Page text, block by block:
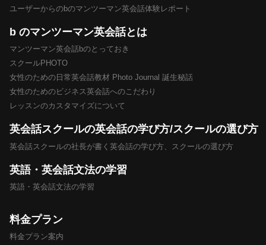
ユーザーからのbのマンツーマン英会話体験レポート
b のマンツーマン英会話とは
マンツーマン英会話bのとっておき
スクールPHOTO
女性のための日常英会話教材 Photo Journal 誕生秘話
女性のためのビジネス英会話へのこだわり
レッスンのカスタマイズについて
英会話スクールの英会話の学び方/スクールの選び方
英会話スクールの社長が書く英会話の学び方、スクールの選び方
英語・英会話文法の学習
英語・英会話文法の学習
料金プラン
料金プラン案内